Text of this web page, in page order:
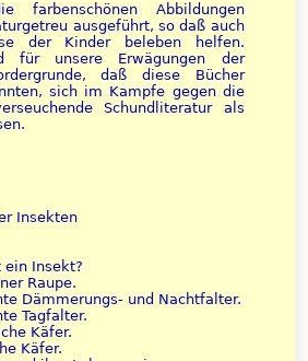
farbenschönen Abbildungen
ausgeführt, so daß auch
der Kinder beleben helfen.
für unsere Erwägungen der
daß diese Bücher
sich im Kampfe gegen die
Schundliteratur als
Insekten
ein Insekt?
Raupe.
Dämmerungs- und Nachtfalter.
Tagfalter.
Käfer.
Käfer.